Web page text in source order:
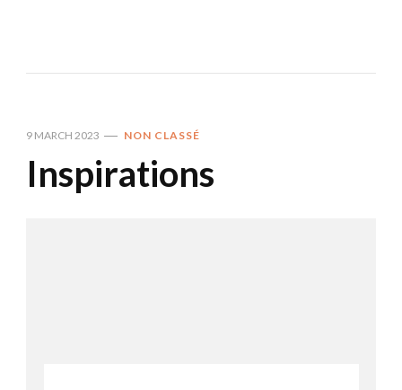
9 MARCH 2023 NON CLASSÉ
Inspirations